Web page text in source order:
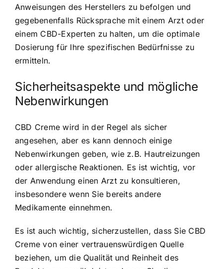
Anweisungen des Herstellers zu befolgen und
gegebenenfalls Rücksprache mit einem Arzt oder
einem CBD-Experten zu halten, um die optimale
Dosierung für Ihre spezifischen Bedürfnisse zu
ermitteln.
Sicherheitsaspekte und mögliche
Nebenwirkungen
CBD Creme wird in der Regel als sicher
angesehen, aber es kann dennoch einige
Nebenwirkungen geben, wie z.B. Hautreizungen
oder allergische Reaktionen. Es ist wichtig, vor
der Anwendung einen Arzt zu konsultieren,
insbesondere wenn Sie bereits andere
Medikamente einnehmen.
Es ist auch wichtig, sicherzustellen, dass Sie CBD
Creme von einer vertrauenswürdigen Quelle
beziehen, um die Qualität und Reinheit des